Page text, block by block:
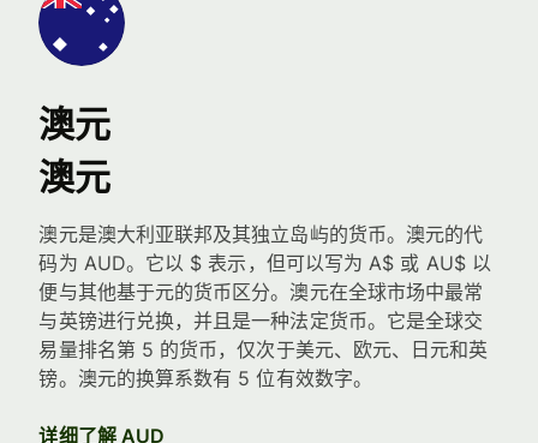
澳元
澳元
澳元是澳大利亚联邦及其独立岛屿的货币。澳元的代
码为 AUD。它以 $ 表示，但可以写为 A$ 或 AU$ 以
便与其他基于元的货币区分。澳元在全球市场中最常
与英镑进行兑换，并且是一种法定货币。它是全球交
易量排名第 5 的货币，仅次于美元、欧元、日元和英
镑。澳元的换算系数有 5 位有效数字。
详细了解 AUD